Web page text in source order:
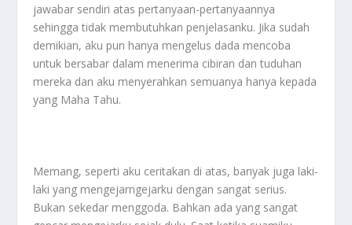
jawabar sendiri atas pertanyaan-pertanyaannya
sehingga tidak membutuhkan penjelasanku. Jika sudah
demikian, aku pun hanya mengelus dada mencoba
untuk bersabar dalam menerima cibiran dan tuduhan
mereka dan aku menyerahkan semuanya hanya kepada
yang Maha Tahu.
Memang, seperti aku ceritakan di atas, banyak juga laki-
laki yang mengejarngejarku dengan sangat serius.
Bukan sekedar menggoda. Bahkan ada yang sangat